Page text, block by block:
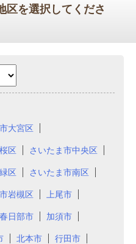
区を選択してくださ
大宮区
区 さいたま市中央区
区 さいたま市南区
岩槻区 上尾市
春日部市 加須市
北本市 行田市